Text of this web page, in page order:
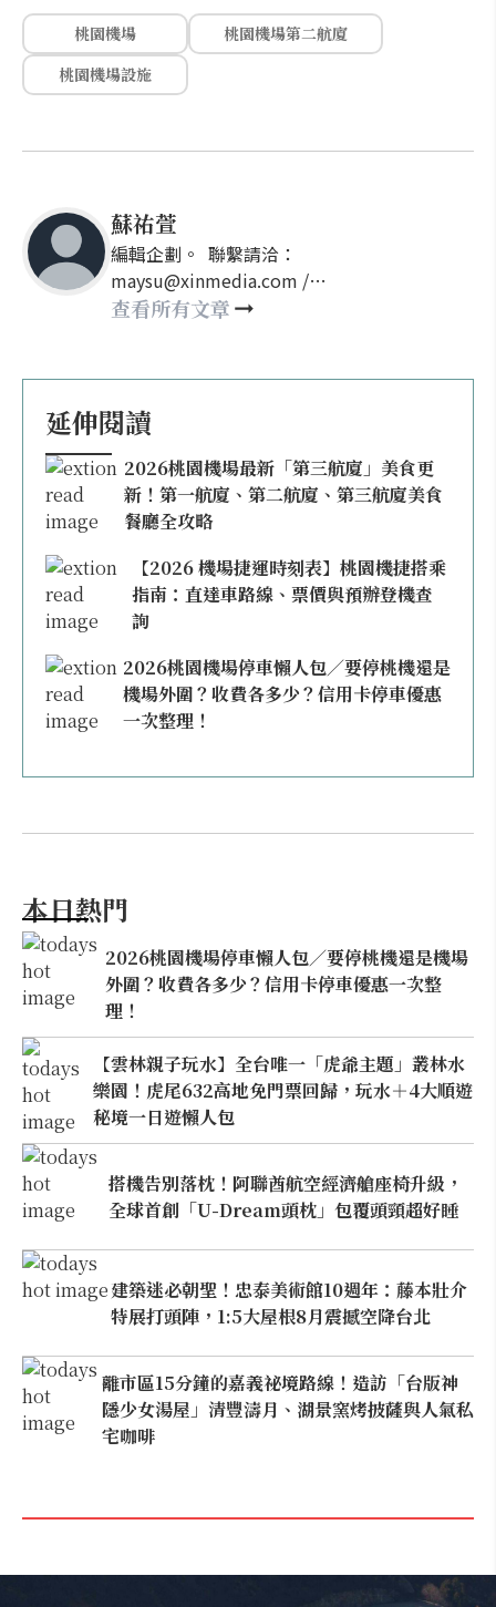
桃園機場
桃園機場第二航廈
桃園機場設施
蘇祐萱
編輯企劃。 聯繫請洽：
maysu@xinmedia.com /
may860527@gmail.com
查看所有文章
延伸閱讀
2026桃園機場最新「第三航廈」美食更
新！第一航廈、第二航廈、第三航廈美食
餐廳全攻略
【2026 機場捷運時刻表】桃園機捷搭乘
指南：直達車路線、票價與預辦登機查
詢
2026桃園機場停車懶人包／要停桃機還是
機場外圍？收費各多少？信用卡停車優惠
一次整理！
本日熱門
2026桃園機場停車懶人包／要停桃機還是機場
外圍？收費各多少？信用卡停車優惠一次整
理！
【雲林親子玩水】全台唯一「虎爺主題」叢林水
樂園！虎尾632高地免門票回歸，玩水＋4大順遊
秘境一日遊懶人包
搭機告別落枕！阿聯酋航空經濟艙座椅升級，
全球首創「U-Dream頭枕」包覆頭頸超好睡
建築迷必朝聖！忠泰美術館10週年：藤本壯介
特展打頭陣，1:5大屋根8月震撼空降台北
離市區15分鐘的嘉義祕境路線！造訪「台版神
隱少女湯屋」清豐濤月、湖景窯烤披薩與人氣私
宅咖啡